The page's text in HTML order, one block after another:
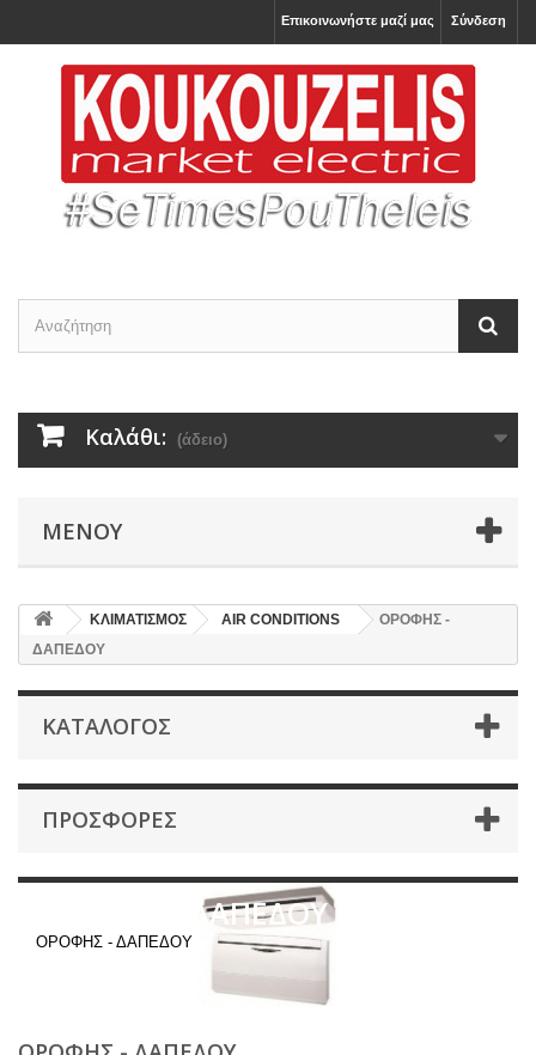
Σύνδεση
Επικοινωνήστε μαζί μας
Καλάθι: (άδειο)
ΜΕΝΟΎ
ΚΛΙΜΑΤΙΣΜΟΣ AIR CONDITIONS
ΟΡΟΦΗΣ -
ΔΑΠΕΔΟΥ
ΚΑΤΆΛΟΓΟΣ
ΠΡΟΣΦΟΡΈΣ
ΟΡΟΦΗΣ - ΔΑΠΕΔΟΥ
ΟΡΟΦΗΣ - ΔΑΠΕΔΟΥ